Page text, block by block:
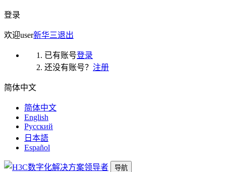
登录
欢迎user新华三退出
已有账号登录
还没有账号？ 注册
简体中文
简体中文
English
Русский
日本語
Español
导航